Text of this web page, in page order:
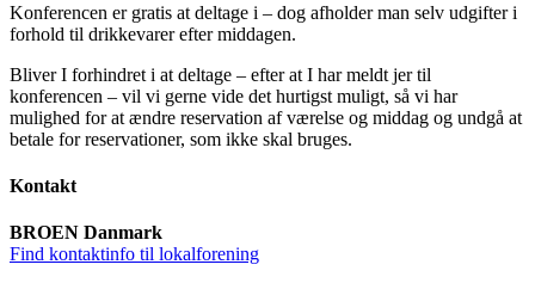
Konferencen er gratis at deltage i – dog afholder man selv udgifter i
forhold til drikkevarer efter middagen.
Bliver I forhindret i at deltage – efter at I har meldt jer til
konferencen – vil vi gerne vide det hurtigst muligt, så vi har
mulighed for at ændre reservation af værelse og middag og undgå at
betale for reservationer, som ikke skal bruges.
Kontakt
BROEN Danmark
Find kontaktinfo til lokalforening